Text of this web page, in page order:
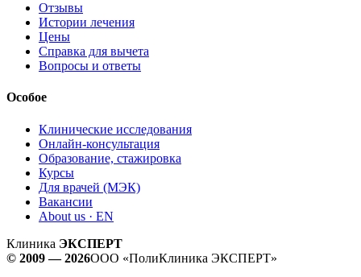
Отзывы
Истории лечения
Цены
Справка для вычета
Вопросы и ответы
Особое
Клинические исследования
Онлайн-консультация
Образование, стажировка
Курсы
Для врачей (МЭК)
Вакансии
About us · EN
Клиника ЭКСПЕРТ
© 2009 — 2026ООО «ПолиКлиника ЭКСПЕРТ»